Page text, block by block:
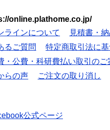
online.plathome.co.jp/
ラインについて
見積書・
るご質問
特定商取引法に
・公費・科研費払い取引のご
らの声 ご注文の取り消し
公式ページ